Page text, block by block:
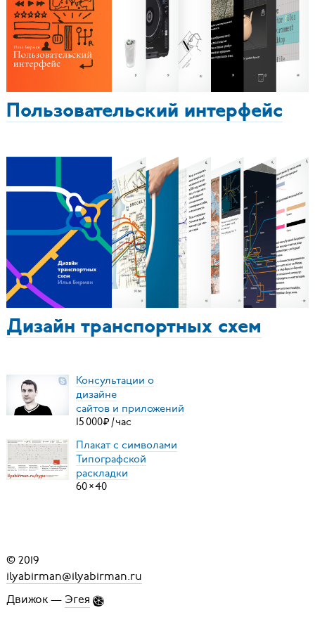
Пользовательский интерфейс
Дизайн транспортных схем
Консультации о
дизайне
сайтов и приложений
15000₽ /час
Плакат с символами
Типографской
раскладки
60×40
© 2019
ilyabirman@ilyabirman.ru
Движок — Эгея